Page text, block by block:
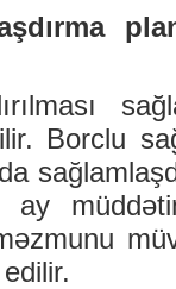
Borclu